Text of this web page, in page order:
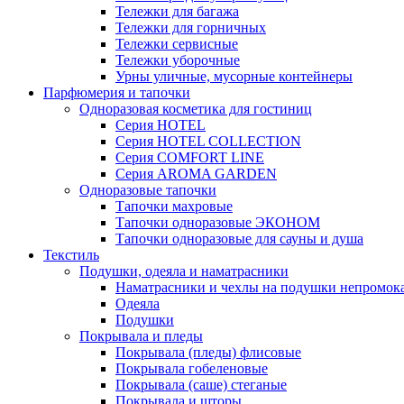
Тележки для багажа
Тележки для горничных
Тележки сервисные
Тележки уборочные
Урны уличные, мусорные контейнеры
Парфюмерия и тапочки
Одноразовая косметика для гостиниц
Серия HOTEL
Серия HOTEL COLLECTION
Серия СOMFORT LINE
Серия AROMA GARDEN
Одноразовые тапочки
Тапочки махровые
Тапочки одноразовые ЭКОНОМ
Тапочки одноразовые для сауны и душа
Текстиль
Подушки, одеяла и наматрасники
Наматрасники и чехлы на подушки
Одеяла
Подушки
Покрывала и пледы
Покрывала (пледы) флисовые
Покрывала гобеленовые
Покрывала (саше) стеганые
Покрывала и шторы